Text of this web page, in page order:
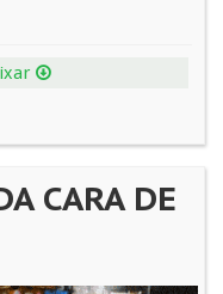
CARA DE